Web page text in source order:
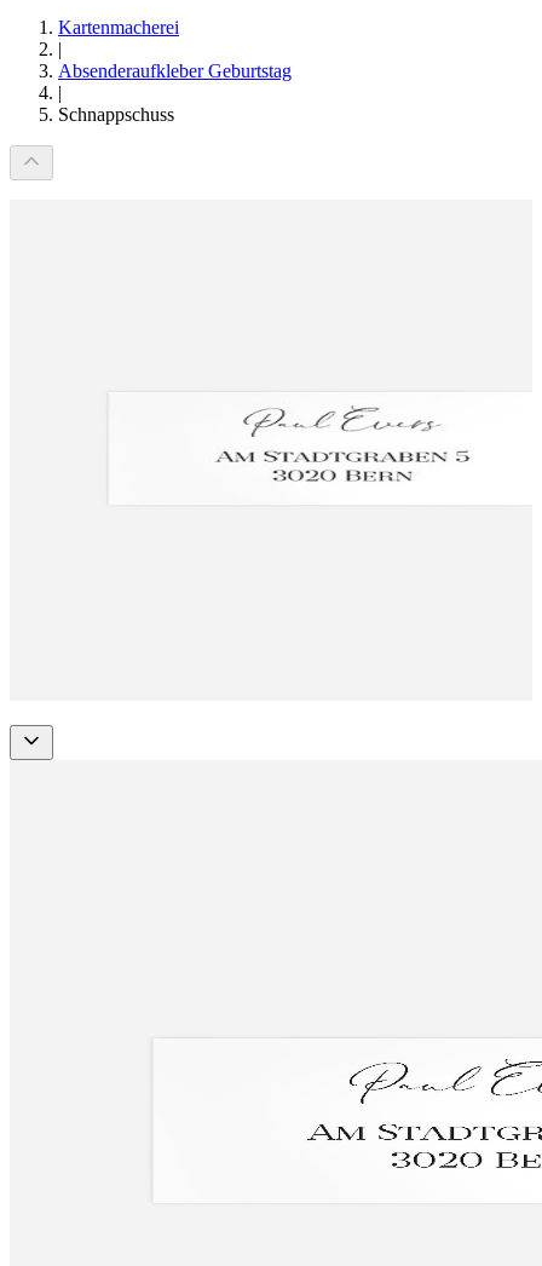
Kartenmacherei
|
Absenderaufkleber Geburtstag
|
Schnappschuss